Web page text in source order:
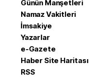
Günün Manşetleri
Namaz Vakitleri
İmsakiye
Yazarlar
e-Gazete
Haber Site Haritası
RSS